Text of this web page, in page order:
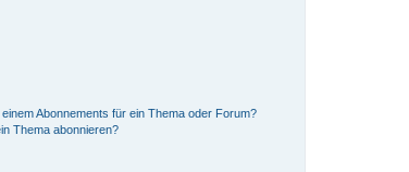
Abonnements für ein Thema oder Forum?
Thema abonnieren?